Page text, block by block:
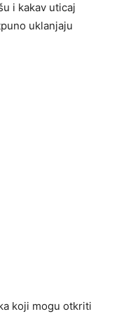
i kakav uticaj
uklanjaju
koji mogu otkriti